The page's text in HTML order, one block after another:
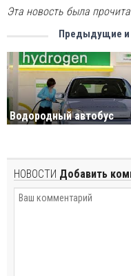
Эта новость была
Предыдущие и
Водородный автобус
НОВОСТИ Добавить